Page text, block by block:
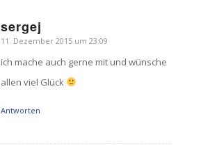
sergej
sagte:
11. Dezember 2015 um 23:09
ich mache auch gerne mit und wünsche
allen viel Glück
Antworten